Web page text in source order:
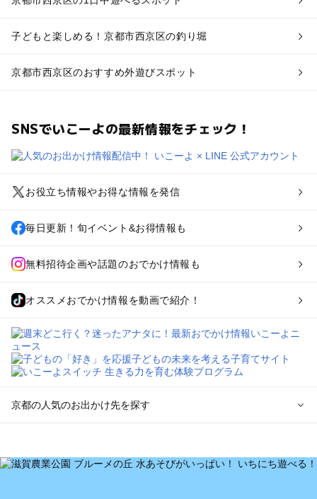
子どもと楽しめる！京都市西京区の釣り堀
京都市西京区のおすすめ外遊びスポット
SNSでいこーよの最新情報をチェック！
お役立ち情報やお得な情報を発信
毎日更新！旬イベント&お得情報も
無料招待企画や話題のおでかけ情報も
オススメおでかけ情報を動画で紹介！
京都の人気のお出かけ先を探す
を探す
宇治・京都南部（長岡京・山崎）のプールお出かけ